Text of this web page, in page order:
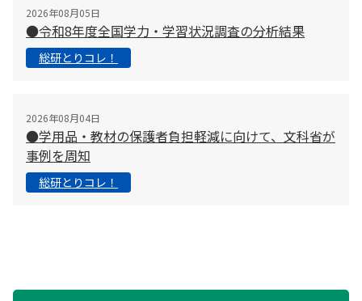
2026年08月05日
●令和8年度全国学力・学習状況調査の分析結果
総研とりコレ！
2026年08月04日
●学用品・教材の保護者負担軽減に向けて、文科省が
事例を周知
総研とりコレ！